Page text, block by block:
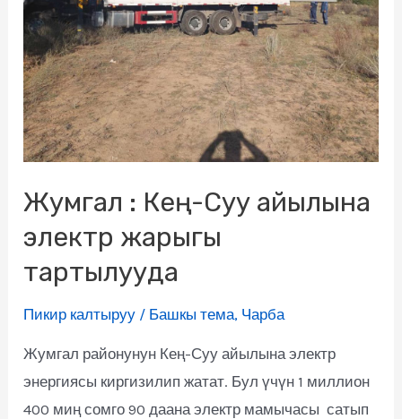
Жумгал : Кең-Суу айылына
электр жарыгы
тартылууда
Пикир калтыруу / Башкы тема, Чарба
Жумгал районунун Кең-Суу айылына электр
энергиясы киргизилип жатат. Бул үчүн 1 миллион
400 миң сомго 90 даана электр мамычасы сатып